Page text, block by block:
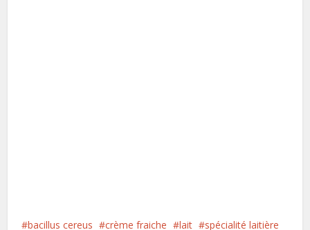
bacillus cereus crème fraiche lait spécialité laitière